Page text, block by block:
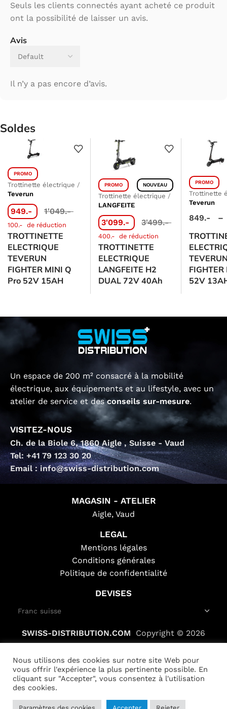
Avis
Il n’y a pas encore d’avis.
Seuls les clients connectés ayant acheté ce produit
ont la possibilité de laisser un avis.
Soldes
PROMO
Trottinette électrique /
Teverun
949.- 1'049.-
100.- de réduction
TROTTINETTE
ELECTRIQUE
TEVERUN
FIGHTER MINI Q
Pro 52V 15AH
PROMO NOUVEAU
Trottinette électrique /
LANGFEITE
3'099.- 3'499.-
400.- de réduction
TROTTINETTE
ELECTRIQUE
LANGFEITE H2
DUAL 72V 40Ah
PROMO
Trottinette
Teverun
849.- –
52V
Un espace de 200 m² consacré à la mobilité
électrique, aux équipements et au lifestyle, avec un
atelier de service et desconseils sur-mesure.
VISITEZ-NOUS
Ch. de la Biole 6, 1860 Aigle , Suisse - Vaud
Tel: +41 79 123 30 20
Email : info@swiss-distribution.com
MAGASIN - ATELIER
Aigle, Vaud
LEGAL
Mentions légales
Conditions générales
Politique de confidentialité
DEVISES
SWISS-DISTRIBUTION.COM Copyright © 2026
Nous utilisons des cookies sur notre site Web pour
vous offrir l'expérience la plus pertinente possible. En
cliquant sur "Accepter", vous consentez à l'utilisation
des cookies.